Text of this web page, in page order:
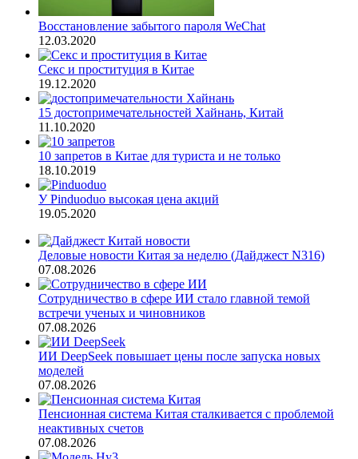
Восстановление забытого пароля WeChat
12.03.2020
Секс и проституция в Китае
19.12.2020
15 достопримечательностей Хайнань, Китай
11.10.2020
10 запретов в Китае для туриста и не только
18.10.2019
У Pinduoduo высокая цена акций
19.05.2020
Деловые новости Китая за неделю (Дайджест N316)
07.08.2026
Сотрудничество в сфере ИИ стало главной темой
встречи ученых и чиновников
07.08.2026
ИИ DeepSeek повышает цены после запуска новых
моделей
07.08.2026
Пенсионная система Китая сталкивается с проблемой
неактивных счетов
07.08.2026